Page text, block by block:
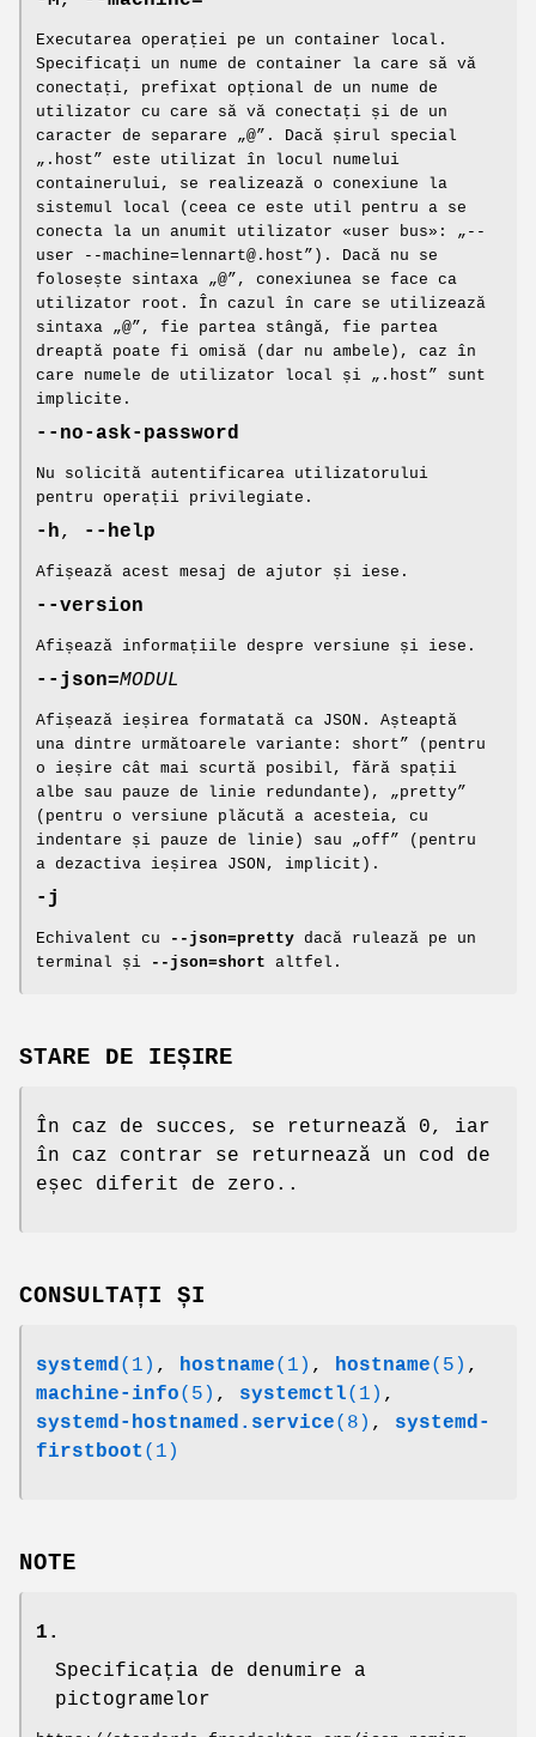
Executarea operației pe un container local.
Specificați un nume de container la care să vă
conectați, prefixat opțional de un nume de
utilizator cu care să vă conectați și de un
caracter de separare „@”. Dacă șirul special
„.host” este utilizat în locul numelui
containerului, se realizează o conexiune la
sistemul local (ceea ce este util pentru a se
conecta la un anumit utilizator «user bus»: „--
user --machine=lennart@.host”). Dacă nu se
folosește sintaxa „@”, conexiunea se face ca
utilizator root. În cazul în care se utilizează
sintaxa „@”, fie partea stângă, fie partea
dreaptă poate fi omisă (dar nu ambele), caz în
care numele de utilizator local și „.host” sunt
implicite.
--no-ask-password
Nu solicită autentificarea utilizatorului
pentru operații privilegiate.
-h, --help
Afișează acest mesaj de ajutor și iese.
--version
Afișează informațiile despre versiune și iese.
--json=MODUL
Afișează ieșirea formatată ca JSON. Așteaptă
una dintre următoarele variante: short” (pentru
o ieșire cât mai scurtă posibil, fără spații
albe sau pauze de linie redundante), „pretty”
(pentru o versiune plăcută a acesteia, cu
indentare și pauze de linie) sau „off” (pentru
a dezactiva ieșirea JSON, implicit).
-j
Echivalent cu --json=pretty dacă rulează pe un
terminal și
--json=short altfel.
STARE DE IEȘIRE
În caz de succes, se returnează 0, iar
în caz contrar se returnează un cod de
eșec diferit de zero..
CONSULTAȚI ȘI
systemd(1) , hostname(1) , hostname(5) ,
machine-info(5) , systemctl(1) ,
systemd-hostnamed.service(8) , systemd-
firstboot (1)
NOTE
1.
Specificația de denumire a
pictogramelor